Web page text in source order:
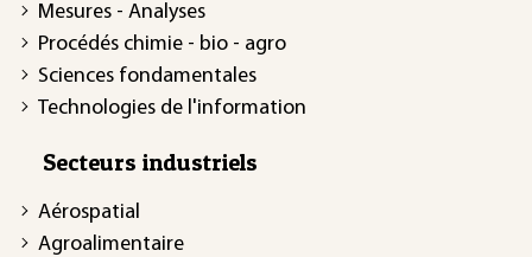
Mesures - Analyses
Procédés chimie - bio - agro
Sciences fondamentales
Technologies de l'information
Secteurs industriels
Aérospatial
Agroalimentaire